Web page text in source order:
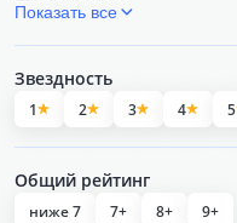
Показать все
Звездность
1 2 3 4 5
Общий рейтинг
ниже 7 7+ 8+ 9+